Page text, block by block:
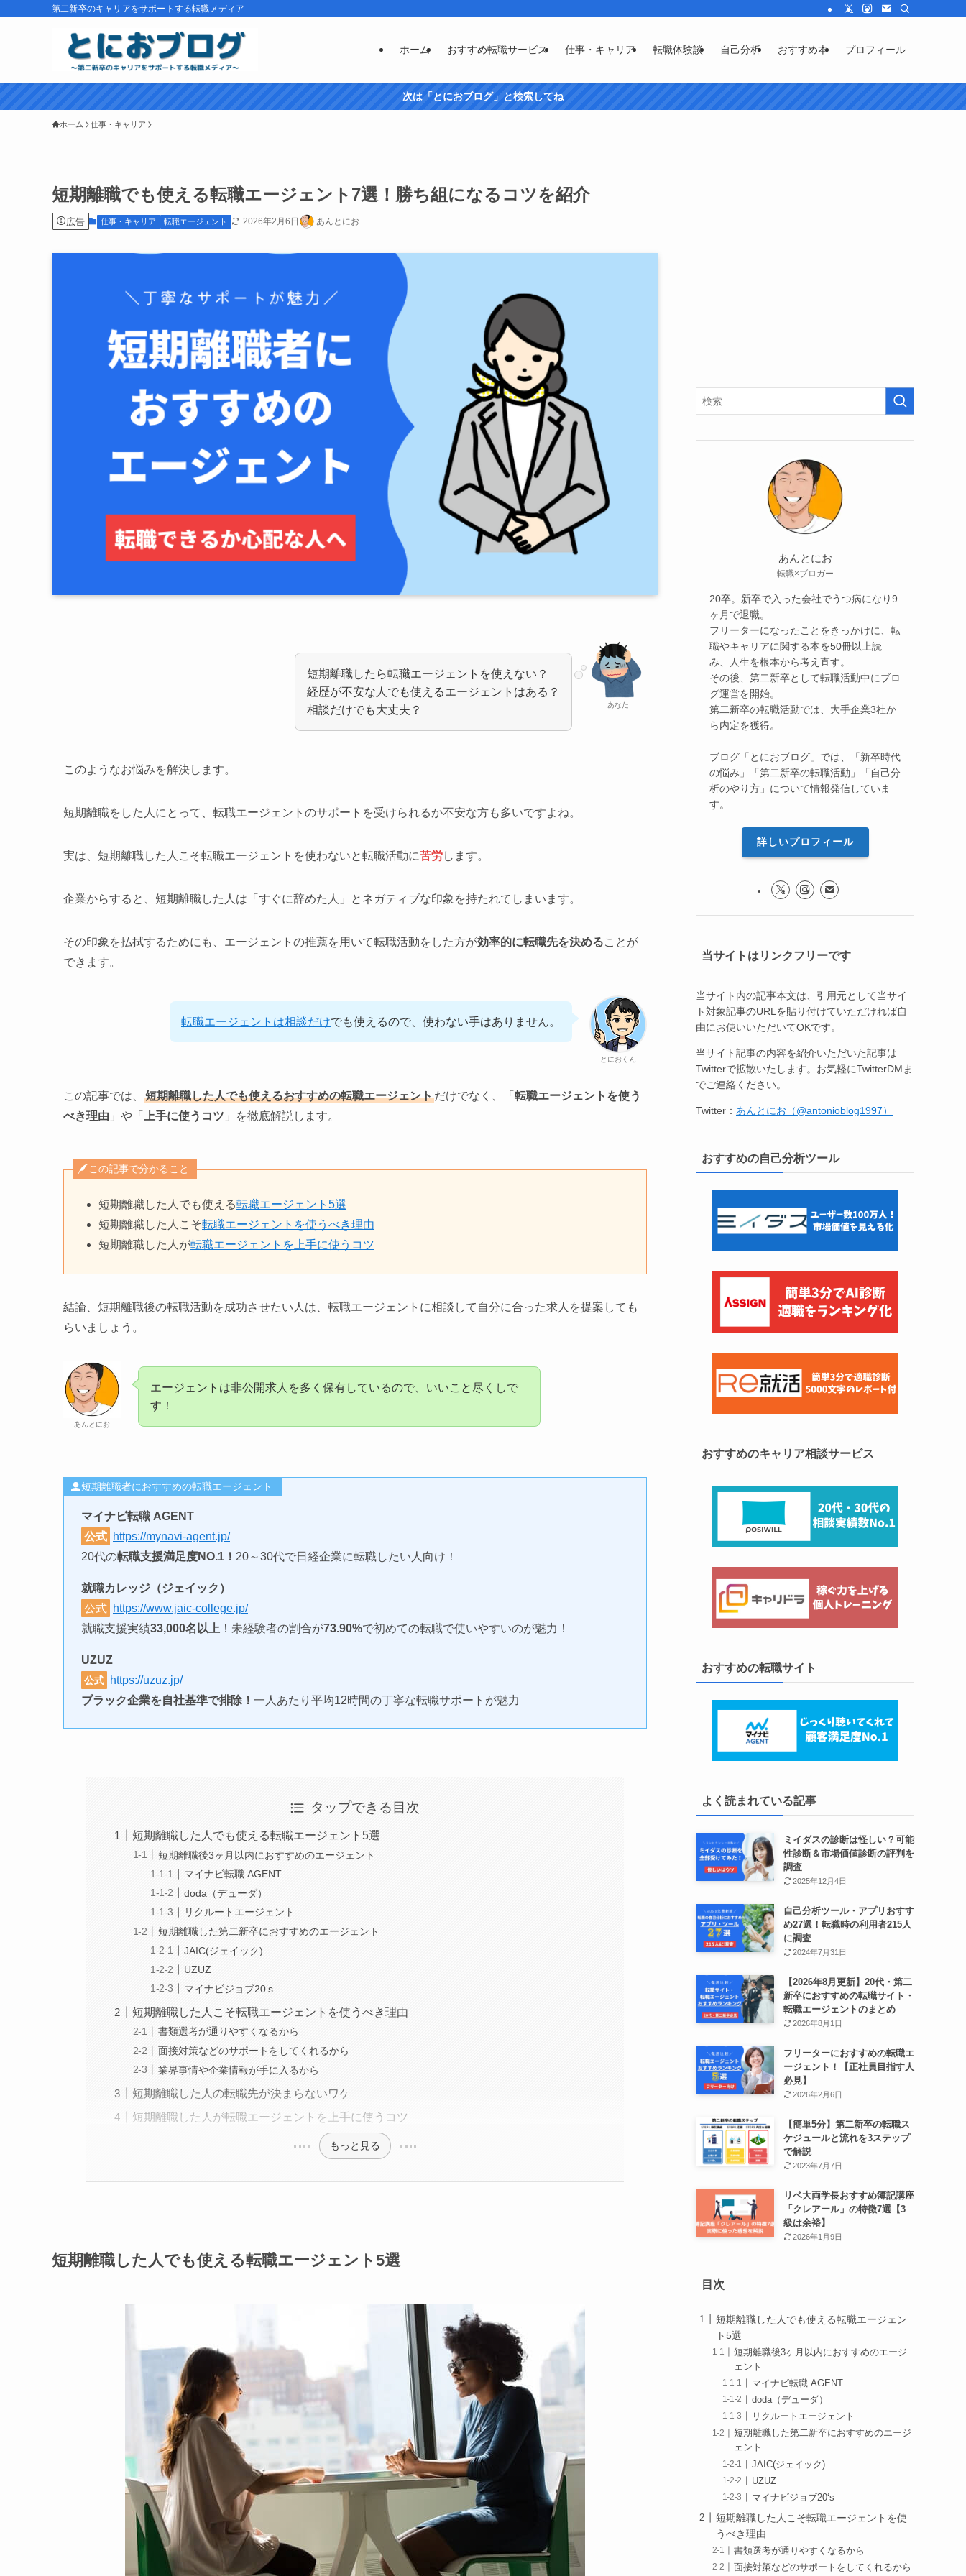
第二新卒のキャリアをサポートする転職メディア
ホーム おすすめ転職サービス 仕事・キャリア 転職体験談 自己分析 おすすめ本 プロフィール
次は「とにおブログ」と検索してね
ホーム 仕事・キャリア
短期離職でも使える転職エージェント7選！勝ち組になるコツを紹介
広告 仕事・キャリア 転職エージェント 2026年2月6日 あんとにお
あなた
短期離職したら転職エージェントを使えない？
経歴が不安な人でも使えるエージェントはある？
相談だけでも大丈夫？
このようなお悩みを解決します。
短期離職をした人にとって、転職エージェントのサポートを受けられるか不安な方も多いですよね。
実は、短期離職した人こそ転職エージェントを使わないと転職活動に苦労します。
企業からすると、短期離職した人は「すぐに辞めた人」とネガティブな印象を持たれてしまいます。
その印象を払拭するためにも、エージェントの推薦を用いて転職活動をした方が効率的に転職先を決めることが
できます。
とにおくん
転職エージェントは相談だけでも使えるので、使わない手はありません。
この記事では、 短期離職した人でも使えるおすすめの転職エージェントだけでなく、「 転職エージェントを使う
べき理由 」や「 上手に使うコツ 」を徹底解説します。
この記事で分かること
短期離職した人でも使える転職エージェント5選
短期離職した人こそ転職エージェントを使うべき理由
短期離職した人が転職エージェントを上手に使うコツ
結論、短期離職後の転職活動を成功させたい人は、転職エージェントに相談して自分に合った求人を提案しても
らいましょう。
あんとにお
エージェントは非公開求人を多く保有しているので、いいこと尽くしで
す！
短期離職者におすすめの転職エージェント
マイナビ転職 AGENT
公式 https://mynavi-agent.jp/
20代の転職支援満足度NO.1！ 20～30代で日経企業に転職したい人向け！
就職カレッジ（ジェイック）
公式 https://www.jaic-college.jp/
就職支援実績33,000名以上 ！未経験者の割合が73.90%で初めての転職で使いやすいのが魅力！
UZUZ
公式
https://uzuz.jp/
ブラック企業を自社基準で排除！ 一人あたり平均12時間の丁寧な転職サポートが魅力
タップできる目次
短期離職した人でも使える転職エージェント5選
短期離職後3ヶ月以内におすすめのエージェント
マイナビ転職 AGENT
doda（デューダ）
リクルートエージェント
短期離職した第二新卒におすすめのエージェント
JAIC(ジェイック)
UZUZ
マイナビジョブ20‘s
短期離職した人こそ転職エージェントを使うべき理由
書類選考が通りやすくなるから
面接対策などのサポートをしてくれるから
業界事情や企業情報が手に入るから
短期離職した人の転職先が決まらないワケ
短期離職した人が転職エージェントを上手に使うコツ
もっと見る
短期離職した人でも使える転職エージェント5選
あんとにお
転職×ブロガー
20卒。新卒で入った会社でうつ病になり9
ヶ月で退職。
フリーターになったことをきっかけに、転
職やキャリアに関する本を50冊以上読
み、人生を根本から考え直す。
その後、第二新卒として転職活動中にブロ
グ運営を開始。
第二新卒の転職活動では、大手企業3社か
ら内定を獲得。
ブログ「とにおブログ」では、「新卒時代
の悩み」「第二新卒の転職活動」「自己分
析のやり方」について情報発信していま
す。
詳しいプロフィール
当サイトはリンクフリーです
当サイト内の記事本文は、引用元として当サイ
ト対象記事のURLを貼り付けていただければ自
由にお使いいただいてOKです。
当サイト記事の内容を紹介いただいた記事は
Twitterで拡散いたします。お気軽にTwitterDMま
でご連絡ください。
Twitter： あんとにお（@antonioblog1997）
おすすめの自己分析ツール
おすすめのキャリア相談サービス
おすすめの転職サイト
よく読まれている記事
ミイダスの診断は怪しい？可能
性診断＆市場価値診断の評判を
調査
2025年12月4日
自己分析ツール・アプリおすす
め27選！転職時の利用者215人
に調査
2024年7月31日
【2026年8月更新】20代・第二
新卒におすすめの転職サイト・
転職エージェントのまとめ
2026年8月1日
フリーターにおすすめの転職エ
ージェント！【正社員目指す人
必見】
2026年2月6日
【簡単5分】第二新卒の転職ス
ケジュールと流れを3ステップ
で解説
2023年7月7日
リベ大両学長おすすめ簿記講座
「クレアール」の特徴7選【3
級は余裕】
2026年1月9日
目次
短期離職した人でも使える転職エージェン
ト5選
短期離職後3ヶ月以内におすすめのエージ
ェント
マイナビ転職 AGENT
doda（デューダ）
リクルートエージェント
短期離職した第二新卒におすすめのエージ
ェント
JAIC(ジェイック)
UZUZ
マイナビジョブ20‘s
短期離職した人こそ転職エージェントを使
うべき理由
書類選考が通りやすくなるから
面接対策などのサポートをしてくれるから